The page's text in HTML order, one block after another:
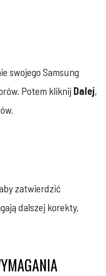
swojego Samsung
Potem kliknij Dalej,
zatwierdzić
dalszej korekty,